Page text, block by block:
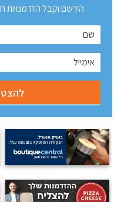
הירשם וקבל הזדמנויות